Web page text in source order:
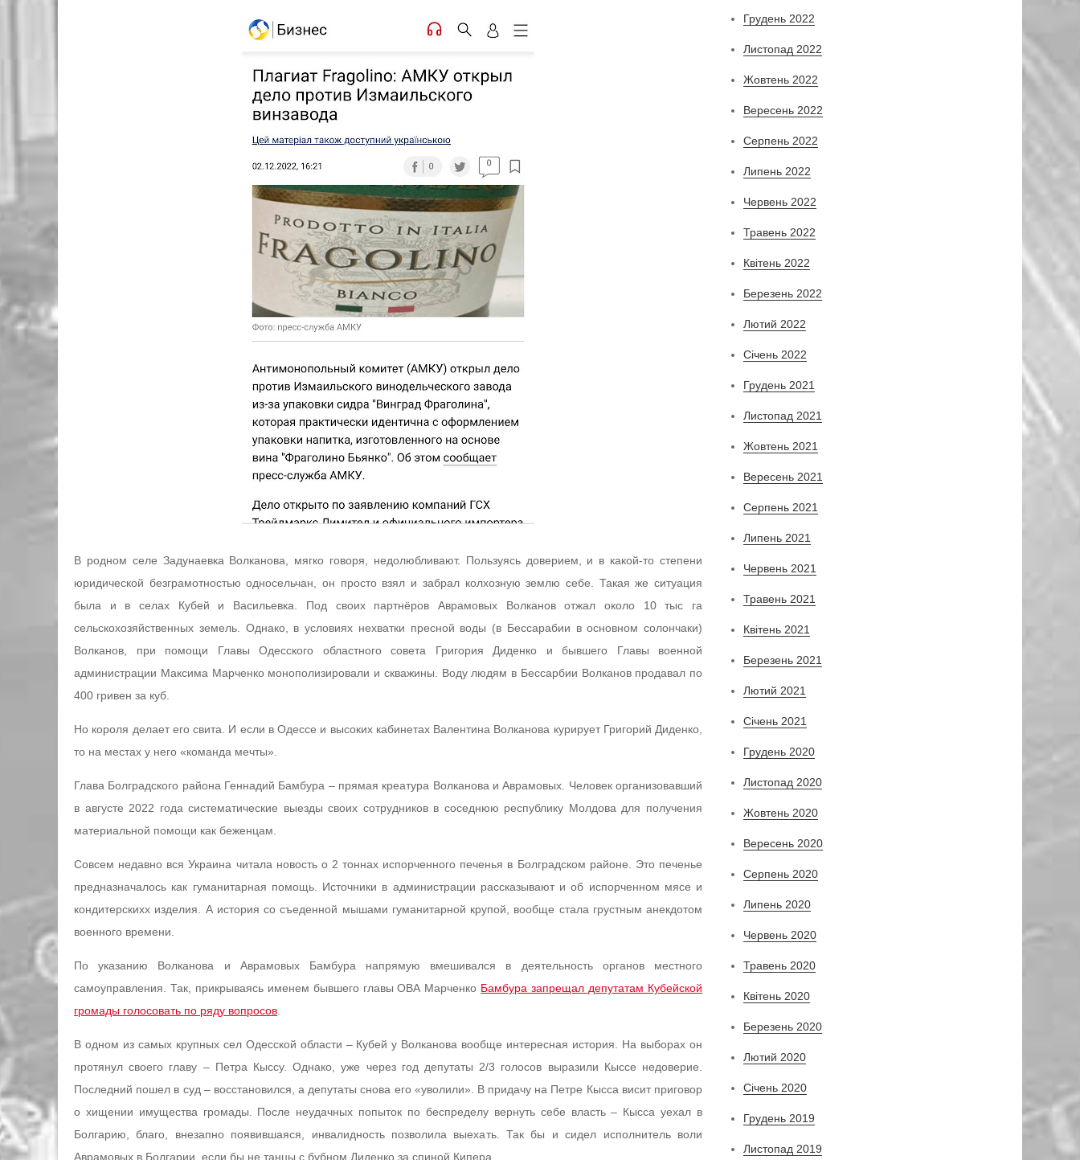
В родном селе Задунаевка Волканова, мягко говоря, недолюбливают. Пользуясь доверием, и в какой-то степени
юридической безграмотностью односельчан, он просто взял и забрал колхозную землю себе. Такая же ситуация
была и в селах Кубей и Васильевка. Под своих партнёров Аврамовых Волканов отжал около 10 тыс га
сельскохозяйственных земель. Однако, в условиях нехватки пресной воды (в Бессарабии в основном солончаки)
Волканов, при помощи Главы Одесского областного совета Григория Диденко и бывшего Главы военной
администрации Максима Марченко монополизировали и скважины. Воду людям в Бессарбии Волканов продавал по
400 гривен за куб.
Но короля делает его свита. И если в Одессе и высоких кабинетах Валентина Волканова курирует Григорий Диденко,
то на местах у него «команда мечты».
Глава Болградского района Геннадий Бамбура – прямая креатура Волканова и Аврамовых. Человек организовавший
в августе 2022 года систематические выезды своих сотрудников в соседнюю республику Молдова для получения
материальной помощи как беженцам.
Совсем недавно вся Украина читала новость о 2 тоннах испорченного печенья в Болградском районе. Это печенье
предназначалось как гуманитарная помощь. Источники в администрации рассказывают и об испорченном мясе и
кондитерскихх изделия. А история со съеденной мышами гуманитарной крупой, вообще стала грустным анекдотом
военного времени.
По указанию Волканова и Аврамовых Бамбура напрямую вмешивался в деятельность органов местного
самоуправления. Так, прикрываясь именем бывшего главы ОВА Марченко Бамбура запрещал депутатам Кубейской
громады голосовать по ряду вопросов
В одном из самых крупных сел Одесской области – Кубей у Волканова вообще интересная история. На выборах он
протянул своего главу – Петра Кыссу. Однако, уже через год депутаты 2/3 голосов выразили Кыссе недоверие.
Последний пошел в суд – восстановился, а депутаты снова его «уволили». В придачу на Петре Кысса висит приговор
о хищении имущества громады. После неудачных попыток по беспределу вернуть себе власть – Кысса уехал в
Болгарию, благо, внезапно появившаяся, инвалидность позволила выехать. Так бы и сидел исполнитель воли
Аврамовых в Болгарии, если бы не танцы с бубном Диденко за спиной Кипера.
Грудень 2022
Листопад 2022
Жовтень 2022
Вересень 2022
Серпень 2022
Липень 2022
Червень 2022
Травень 2022
Квітень 2022
Березень 2022
Лютий 2022
Січень 2022
Грудень 2021
Листопад 2021
Жовтень 2021
Вересень 2021
Серпень 2021
Липень 2021
Червень 2021
Травень 2021
Квітень 2021
Березень 2021
Лютий 2021
Січень 2021
Грудень 2020
Листопад 2020
Жовтень 2020
Вересень 2020
Серпень 2020
Липень 2020
Червень 2020
Травень 2020
Квітень 2020
Березень 2020
Лютий 2020
Січень 2020
Грудень 2019
Листопад 2019